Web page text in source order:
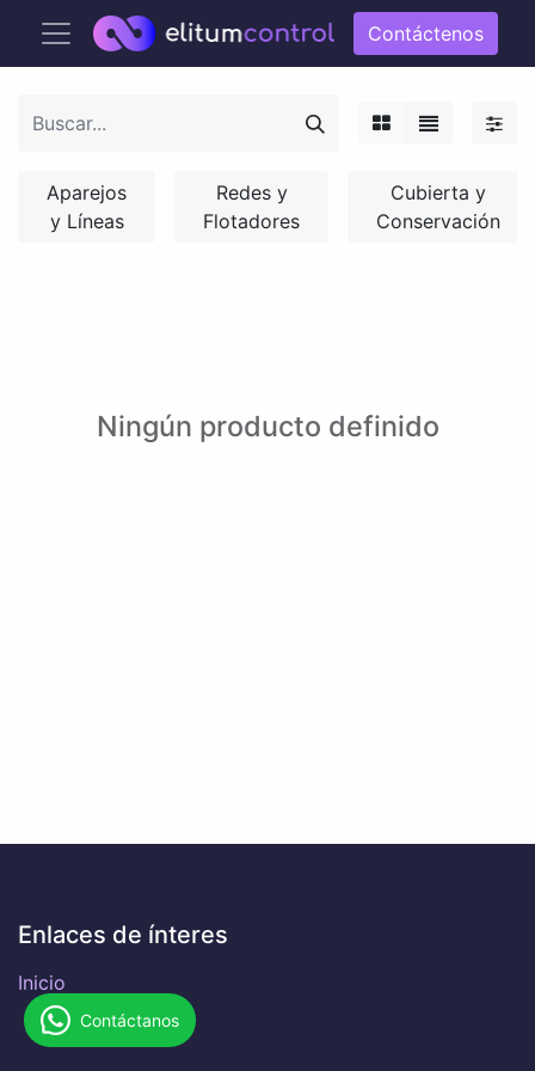
Contáctenos
Aparejos
y Líneas
Redes y
Flotadores
Cubierta y
Conservación
Ningún producto definido
Enlaces de ínteres
Inicio
Contáctanos